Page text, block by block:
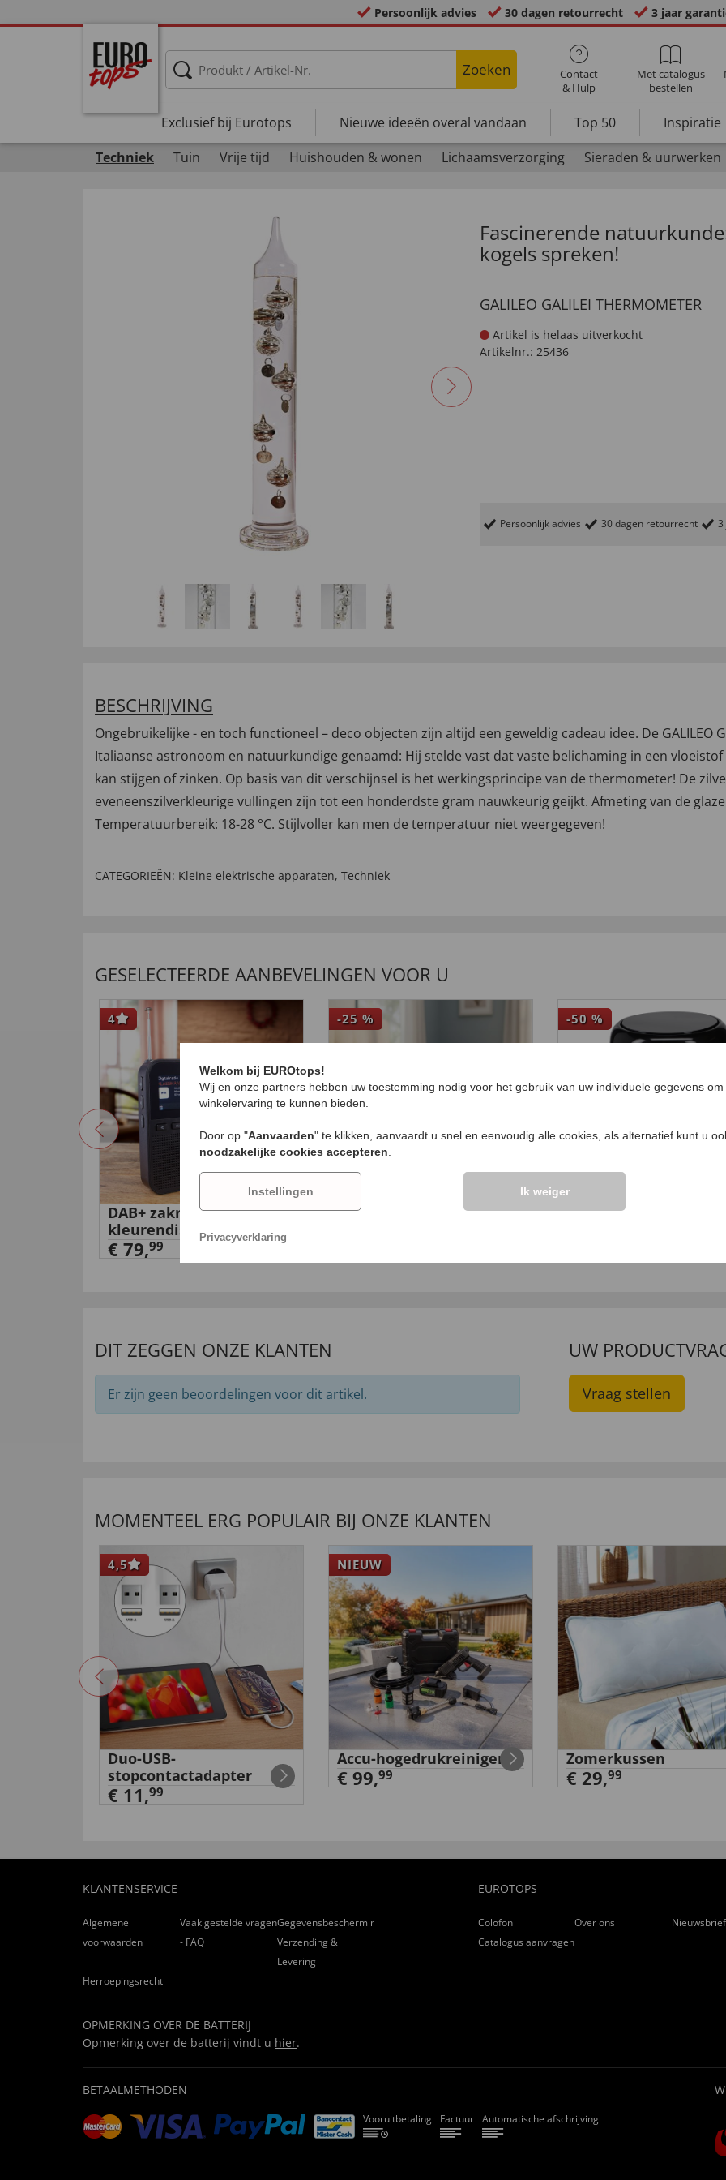
Persoonlijk advies 30 dagen retourrecht 3 jaar
Zoeken
Contact
& Hulp
Met catalogus
bestellen
Exclusief bij Eurotops Nieuwe ideeën overal vandaan Top 50 Inspiratie
Techniek
Tuin Vrije tijd Huishouden & wonen Lichaamsverzorging Sieraden & uurwerken
Fascinerende
kogels spreken!
GALILEO GALILEI THERMOMETER
Artikel is helaas uitverkocht
Artikelnr.: 25436
Persoonlijk advies 30 dagen retourrecht 3
BESCHRIJVING
Ongebruikelijke - en toch functioneel – deco objecten zijn altijd een geweldig cadeau idee. De GALILEO
Italiaanse astronoom en natuurkundige genaamd: Hij stelde vast dat vaste belichaming in een
kan stijgen of zinken. Op basis van dit verschijnsel is het werkingsprincipe van de thermometer! De
eveneenszilverkleurige vullingen zijn tot een honderdste gram nauwkeurig geijkt. Afmeting van de
Temperatuurbereik: 18-28 °C. Stijlvoller kan men de temperatuur niet weergegeven!
CATEGORIEËN: Kleine elektrische apparaten, Techniek
GESELECTEERDE AANBEVELINGEN VOOR U
4
DAB+ zakradio met
kleurendisplay
€ 79,99
-25 %
LED-wekker Chroom
-50 %
Airfryer 'Nature'
DIT ZEGGEN ONZE KLANTEN
Er zijn geen beoordelingen voor dit artikel.
UW
Vraag stellen
MOMENTEEL ERG POPULAIR BIJ ONZE KLANTEN
4,5
Duo-USB-
stopcontactadapter
€ 11,99
NIEUW
Accu-hogedrukreiniger
€ 99,99
Zomerkussen
€ 29,99
KLANTENSERVICE
Algemene
voorwaarden
Vaak gestelde vragen
- FAQ
Gegevensbescherming
Verzending &
Levering
Herroepingsrecht
OPMERKING OVER DE BATTERIJ
Opmerking over de batterij vindt u hier.
EUROTOPS
Colofon Over ons
Nieuwsbrief
Catalogus aanvragen
BETAALMETHODEN
Vooruitbetaling Factuur Automatische afschrijving
Welkom bij EUROtops!
Wij en onze partners hebben uw toestemming nodig voor het gebruik van uw individuele gegevens
winkelervaring te kunnen bieden.
Door op "Aanvaarden" te klikken, aanvaardt u snel en eenvoudig alle cookies, als alternatief kunt u
noodzakelijke cookies accepteren
Instellingen Ik weiger
Privacyverklaring